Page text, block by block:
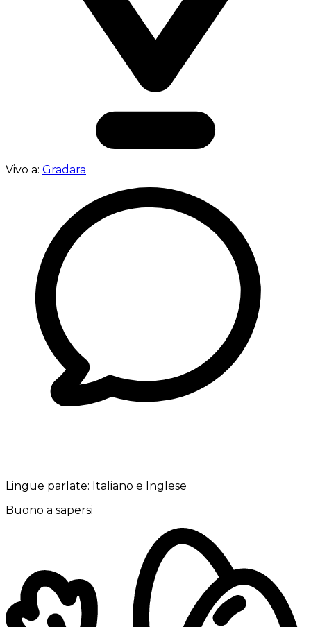
Vivo a: Gradara
Lingue parlate: Italiano e Inglese
Buono a sapersi